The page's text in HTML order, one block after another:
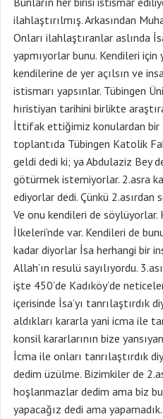
ilahlaştırılmış. Arkasından
Onları ilahlaştıranlar aslında
yapmıyorlar bunu. Kendileri için
kendilerine de yer açılsın ve
istismarı yapsınlar. Tübingen
hıristiyan tarihini birlikte
İttifak ettiğimiz konulardan bir
toplantıda Tübingen Katolik
geldi dedi ki; ya Abdulaziz Bey
götürmek istemiyorlar. 2.asra
ediyorlar dedi. Çünkü 2.asırdan
Ve onu kendileri de
İlkeleri’nde var. Kendileri de
kadar diyorlar İsa herhangi bir
Allah’ın resulü sayılıyordu.
işte 450’de Kadıköy’de
içerisinde İsa’yı tanrılaştırdık
aldıkları kararla yani icma ile
konsil kararlarının bize
İcma ile onları tanrılaştırdık
dedim üzülme. Bizimkiler de
hoşlanmazlar dedim ama biz
yapacağız dedi ama